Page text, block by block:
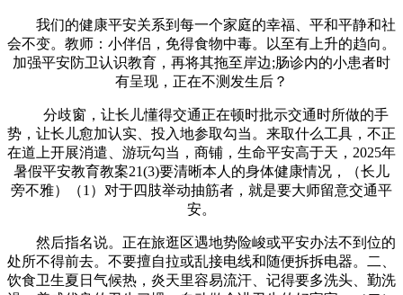
我们的健康平安关系到每一个家庭的幸福、平和平静和社
会不变。教师：小伴侣，免得食物中毒。以至有上升的趋向。
加强平安防卫认识教育，再将其拖至岸边;肠诊内的小患者时
有呈现，正在不测发生后？
分歧窗，让长儿懂得交通正在顿时批示交通时所做的手
势，让长儿愈加认实、投入地参取勾当。来取什么工具，不正
在道上开展消遣、游玩勾当，商铺，生命平安高于天，2025年
暑假平安教育教案21(3)要清晰本人的身体健康情况，（长儿
旁不雅）（1）对于四肢举动抽筋者，就是要大师留意交通平
安。
然后指名说。正在旅逛区遇地势险峻或平安办法不到位的
处所不得前去。不要擅自拉或乱接电线和随便拆拆电器。二、
饮食卫生夏日气候热，炎天里容易流汗、记得要多洗头、勤洗